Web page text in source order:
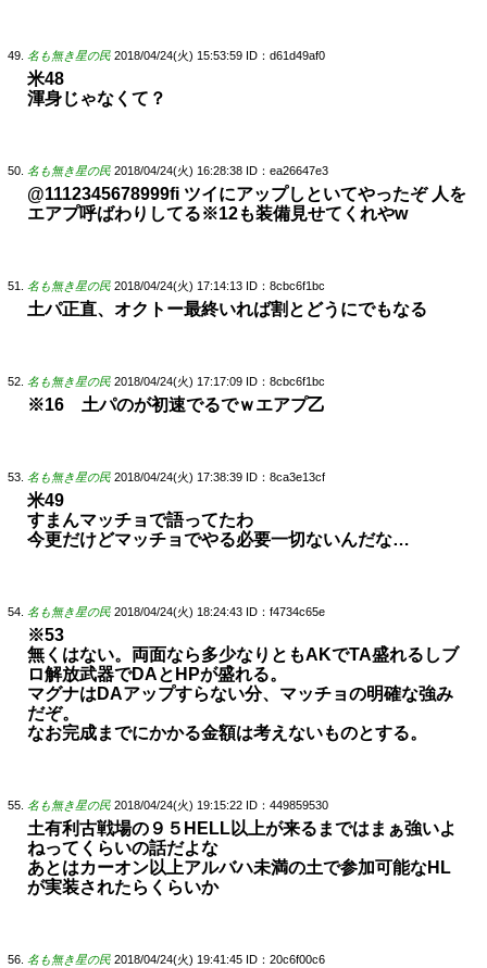
名も無き星の民 2018/04/24(火) 15:53:59 ID：d61d49af0
米48
渾身じゃなくて？
名も無き星の民 2018/04/24(火) 16:28:38 ID：ea26647e3
@1112345678999fi ツイにアップしといてやったぞ 人を
エアプ呼ばわりしてる※12も装備見せてくれやw
名も無き星の民 2018/04/24(火) 17:14:13 ID：8cbc6f1bc
土パ正直、オクトー最終いれば割とどうにでもなる
名も無き星の民 2018/04/24(火) 17:17:09 ID：8cbc6f1bc
※16 土パのが初速でるでｗエアプ乙
名も無き星の民 2018/04/24(火) 17:38:39 ID：8ca3e13cf
米49
すまんマッチョで語ってたわ
今更だけどマッチョでやる必要一切ないんだな…
名も無き星の民 2018/04/24(火) 18:24:43 ID：f4734c65e
※53
無くはない。両面なら多少なりともAKでTA盛れるしブ
ロ解放武器でDAとHPが盛れる。
マグナはDAアップすらない分、マッチョの明確な強み
だぞ。
なお完成までにかかる金額は考えないものとする。
名も無き星の民 2018/04/24(火) 19:15:22 ID：449859530
土有利古戦場の９５HELL以上が来るまではまぁ強いよ
ねってくらいの話だよな
あとはカーオン以上アルバハ未満の土で参加可能なHL
が実装されたらくらいか
名も無き星の民 2018/04/24(火) 19:41:45 ID：20c6f00c6